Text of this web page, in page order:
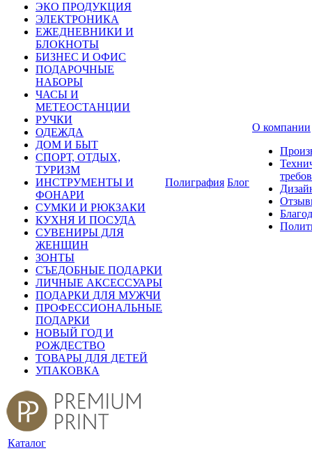
ЭКО ПРОДУКЦИЯ
ЭЛЕКТРОНИКА
ЕЖЕДНЕВНИКИ И
БЛОКНОТЫ
БИЗНЕС И ОФИС
ПОДАРОЧНЫЕ
НАБОРЫ
ЧАСЫ И
МЕТЕОСТАНЦИИ
РУЧКИ
ОДЕЖДА
ДОМ И БЫТ
СПОРТ, ОТДЫХ,
ТУРИЗМ
ИНСТРУМЕНТЫ И
ФОНАРИ
СУМКИ И РЮКЗАКИ
КУХНЯ И ПОСУДА
СУВЕНИРЫ ДЛЯ
ЖЕНЩИН
ЗОНТЫ
СЪЕДОБНЫЕ ПОДАРКИ
ЛИЧНЫЕ АКСЕССУАРЫ
ПОДАРКИ ДЛЯ МУЖЧИ
ПРОФЕССИОНАЛЬНЫЕ
ПОДАРКИ
НОВЫЙ ГОД И
РОЖДЕСТВО
ТОВАРЫ ДЛЯ ДЕТЕЙ
УПАКОВКА
Полиграфия Блог
О компании
Каталог